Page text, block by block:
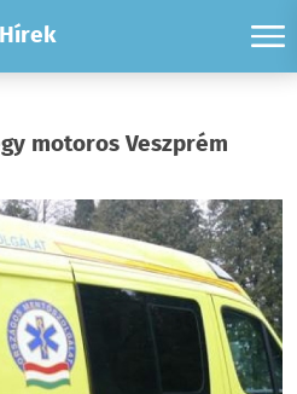
Hírek
motoros Veszprém